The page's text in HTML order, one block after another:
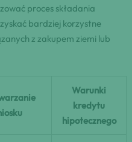
proces składania
bardziej korzystne
z zakupem ziemi lub
Warunki
kredytu
hipotecznego